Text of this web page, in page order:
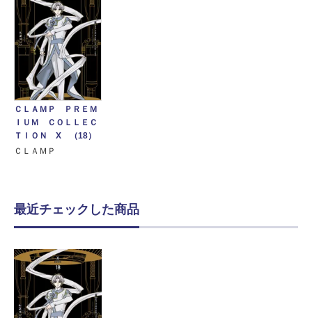
ＣＬＡＭＰ ＰＲＥＭ
ＩＵＭ ＣＯＬＬＥＣ
ＴＩＯＮ X （18）
ＣＬＡＭＰ
最近チェックした商品